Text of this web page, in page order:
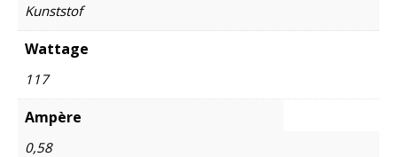
Kunststof
Wattage
117
Ampère
0,58